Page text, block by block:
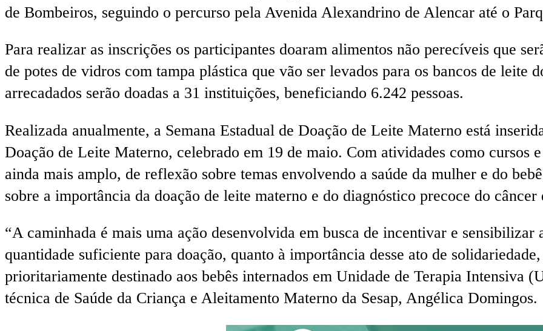
de Bombeiros, seguindo o percurso pela Avenida Alexandrino de Alencar até o
Para realizar as inscrições os participantes doaram alimentos não perecíveis que
de potes de vidros com tampa plástica que vão ser levados para os bancos de leite
arrecadados serão doadas a 31 instituições, beneficiando 6.242 pessoas.
Realizada anualmente, a Semana Estadual de Doação de Leite Materno está
Doação de Leite Materno, celebrado em 19 de maio. Com atividades como cursos
ainda mais amplo, de reflexão sobre temas envolvendo a saúde da mulher e do
sobre a importância da doação de leite materno e do diagnóstico precoce do câncer
“A caminhada é mais uma ação desenvolvida em busca de incentivar e sensibilizar
quantidade suficiente para doação, quanto à importância desse ato de
prioritariamente destinado aos bebês internados em Unidade de Terapia Intensiva
técnica de Saúde da Criança e Aleitamento Materno da Sesap, Angélica Domingos.